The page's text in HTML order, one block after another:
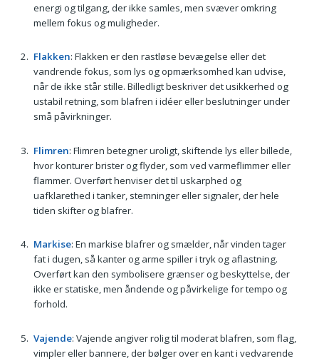
energi og tilgang, der ikke samles, men svæver omkring
mellem fokus og muligheder.
Flakken: Flakken er den rastløse bevægelse eller det
vandrende fokus, som lys og opmærksomhed kan udvise,
når de ikke står stille. Billedligt beskriver det usikkerhed og
ustabil retning, som blafren i idéer eller beslutninger under
små påvirkninger.
Flimren: Flimren betegner uroligt, skiftende lys eller billede,
hvor konturer brister og flyder, som ved varmeflimmer eller
flammer. Overført henviser det til uskarphed og
uafklarethed i tanker, stemninger eller signaler, der hele
tiden skifter og blafrer.
Markise: En markise blafrer og smælder, når vinden tager
fat i dugen, så kanter og arme spiller i tryk og aflastning.
Overført kan den symbolisere grænser og beskyttelse, der
ikke er statiske, men åndende og påvirkelige for tempo og
forhold.
Vajende: Vajende angiver rolig til moderat blafren, som flag,
vimpler eller bannere, der bølger over en kant i vedvarende